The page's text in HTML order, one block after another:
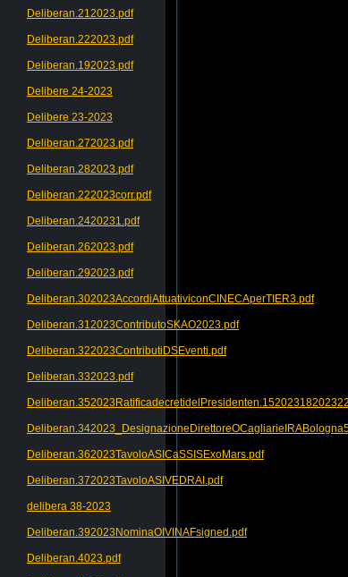
Deliberan.212023.pdf
Deliberan.222023.pdf
Deliberan.192023.pdf
Delibere 24-2023
Delibere 23-2023
Deliberan.272023.pdf
Deliberan.282023.pdf
Deliberan.222023corr.pdf
Deliberan.2420231.pdf
Deliberan.262023.pdf
Deliberan.292023.pdf
Deliberan.302023AccordiAttuativiconCINECAperTIER3.pdf
Deliberan.312023ContributoSKAO2023.pdf
Deliberan.322023ContributiDSEventi.pdf
Deliberan.332023.pdf
Deliberan.362023TavoloASICaSSISExoMars.pdf
Deliberan.372023TavoloASIVEDRAI.pdf
delibera 38-2023
Deliberan.392023NominaOIVINAFsigned.pdf
Deliberan.4023.pdf